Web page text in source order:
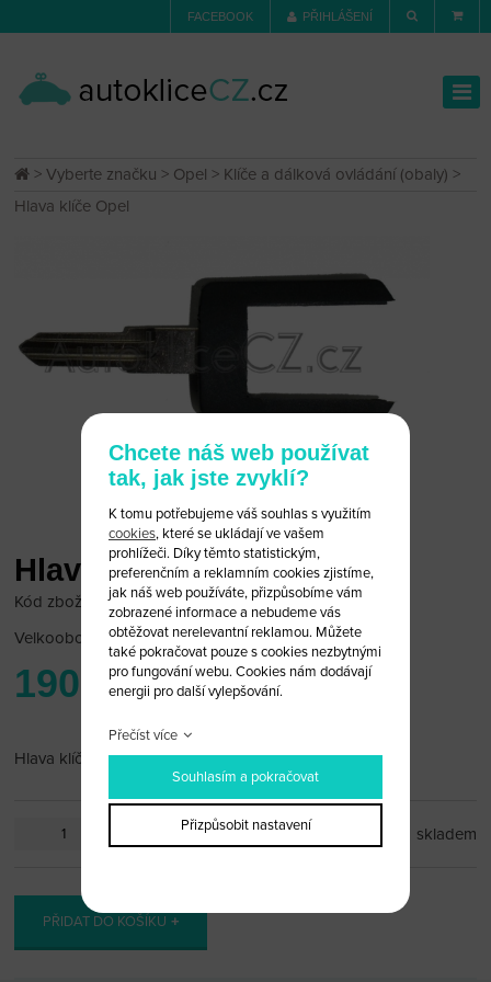
FACEBOOK PŘIHLÁŠENÍ
>Vyberte značku > Opel > Klíče a dálková ovládání (obaly) >
Hlava klíče Opel
Hlava klíče Opel
Kód zboží: Opel 19
Velkoobchodní cena: po přihlášení
190 Kč
Hlava klíče Opel Corsa (pravostraný)
skladem
PŘIDAT DO KOŠÍKU
Chcete náš web používat
tak, jak jste zvyklí?
K tomu potřebujeme váš souhlas s využitím
cookies, které se ukládají ve vašem
prohlížeči. Díky těmto statistickým,
preferenčním a reklamním cookies zjistíme,
jak náš web používáte, přizpůsobíme vám
zobrazené informace a nebudeme vás
obtěžovat nerelevantní reklamou. Můžete
také pokračovat pouze s cookies nezbytnými
pro fungování webu. Cookies nám dodávají
energii pro další vylepšování.
Přečíst více
Souhlasím a pokračovat
Přizpůsobit nastavení